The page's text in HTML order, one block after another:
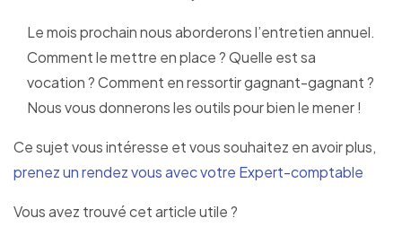
Le mois prochain nous aborderons l’entretien annuel.
Comment le mettre en place ? Quelle est sa
vocation ? Comment en ressortir gagnant-gagnant ?
Nous vous donnerons les outils pour bien le mener !
Ce sujet vous intéresse et vous souhaitez en avoir plus,
prenez un rendez vous avec votre Expert-comptable
Vous avez trouvé cet article utile ?